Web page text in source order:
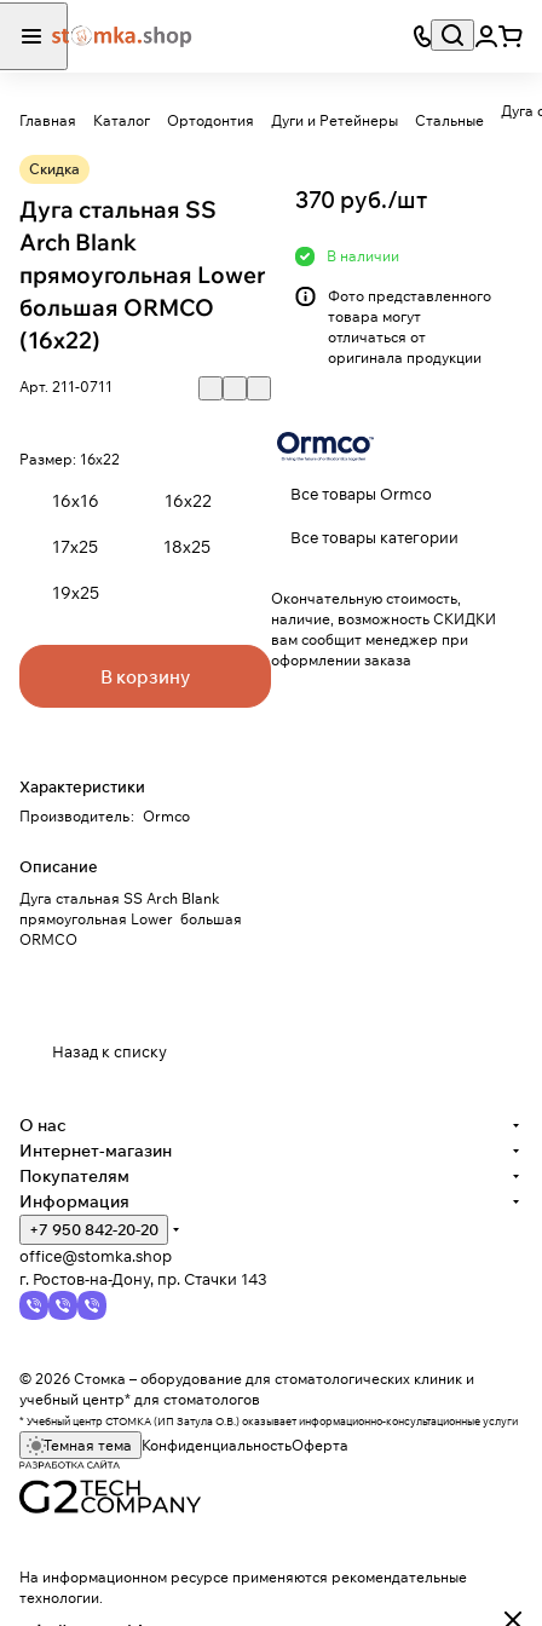
Главная Каталог Ортодонтия Дуги и Ретейнеры Стальные
Скидка
Дуга стальная SS
Arch Blank
прямоугольная Lower
большая ORMCO
(16х22)
Арт. 211-0711
Размер: 16х22
16х16 16х22
17х25 18х25
19х25
В корзину
Характеристики
Производитель: Ormco
Описание
Дуга стальная SS Arch Blank
прямоугольная Lower большая
ORMCO
370 руб./шт
В наличии
Фото представленного
товара могут
отличаться от
оригинала продукции
Все товары Ormco
Все товары категории
Окончательную стоимость,
наличие, возможность СКИДКИ
вам сообщит менеджер при
оформлении заказа
Назад к списку
О нас
Интернет-магазин
Покупателям
Информация
+7 950 842-20-20
office@stomka.shop
г. Ростов-на-Дону, пр. Стачки 143
© 2026 Стомка – оборудование для стоматологических клиник и
учебный центр* для стоматологов
* Учебный центр СТОМКА (ИП Затула О.В.) оказывает информационно-консультационные услуги
Темная тема КонфиденциальностьОферта
На информационном ресурсе применяются рекомендательные
технологии.